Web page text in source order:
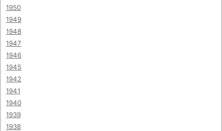
1950
1949
1948
1947
1946
1945
1942
1941
1940
1939
1938